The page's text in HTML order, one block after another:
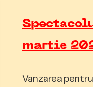
martie
Vanzarea